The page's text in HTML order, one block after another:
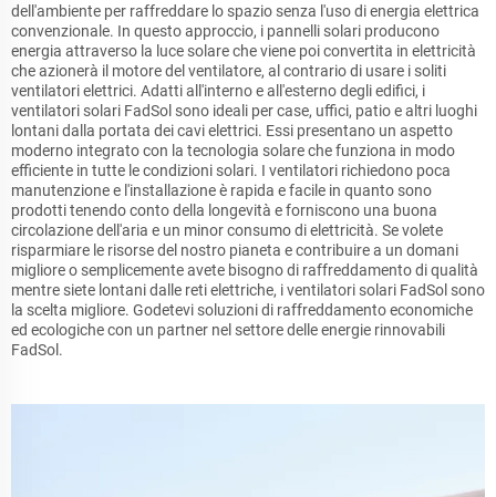
dell'ambiente per raffreddare lo spazio senza l'uso di energia elettrica
convenzionale. In questo approccio, i pannelli solari producono
energia attraverso la luce solare che viene poi convertita in elettricità
che azionerà il motore del ventilatore, al contrario di usare i soliti
ventilatori elettrici. Adatti all'interno e all'esterno degli edifici, i
ventilatori solari FadSol sono ideali per case, uffici, patio e altri luoghi
lontani dalla portata dei cavi elettrici. Essi presentano un aspetto
moderno integrato con la tecnologia solare che funziona in modo
efficiente in tutte le condizioni solari. I ventilatori richiedono poca
manutenzione e l'installazione è rapida e facile in quanto sono
prodotti tenendo conto della longevità e forniscono una buona
circolazione dell'aria e un minor consumo di elettricità. Se volete
risparmiare le risorse del nostro pianeta e contribuire a un domani
migliore o semplicemente avete bisogno di raffreddamento di qualità
mentre siete lontani dalle reti elettriche, i ventilatori solari FadSol sono
la scelta migliore. Godetevi soluzioni di raffreddamento economiche
ed ecologiche con un partner nel settore delle energie rinnovabili
FadSol.